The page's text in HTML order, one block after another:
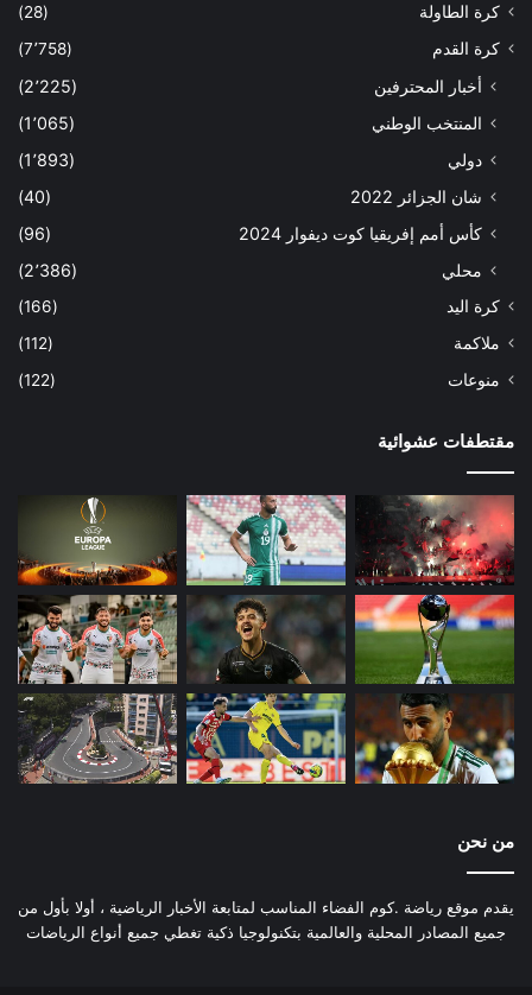
كرة الطاولة
(28)
كرة القدم
(7٬758)
أخبار المحترفين
(2٬225)
المنتخب الوطني
(1٬065)
دولي
(1٬893)
شان الجزائر 2022
(40)
كأس أمم إفريقيا كوت ديفوار 2024
(96)
محلي
(2٬386)
كرة اليد
(166)
ملاكمة
(112)
منوعات
(122)
مقتطفات عشوائية
من نحن
يقدم موقع رياضة .كوم الفضاء المناسب لمتابعة الأخبار الرياضية ، أولا بأول من
جميع المصادر المحلية والعالمية بتكنولوجيا ذكية تغطي جميع أنواع الرياضات